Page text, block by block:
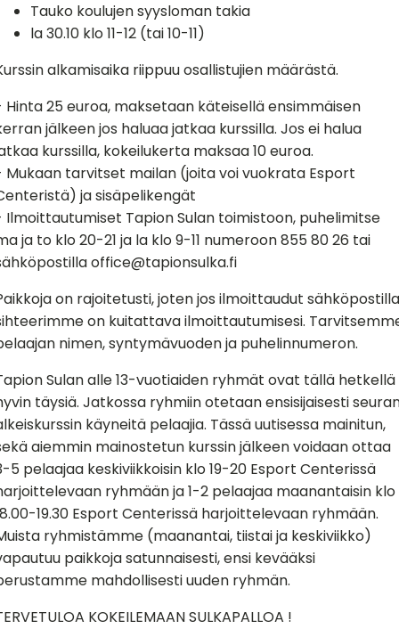
Tauko koulujen syysloman takia
la 30.10 klo 11-12 (tai 10-11)
alkamisaika riippuu osallistujien määrästä.
Hinta 25 euroa, maksetaan käteisellä ensimmäisen
jälkeen jos haluaa jatkaa kurssilla. Jos ei halua
kurssilla, kokeilukerta maksaa 10 euroa.
Mukaan tarvitset mailan (joita voi vuokrata Esport
ja sisäpelikengät
Ilmoittautumiset Tapion Sulan toimistoon, puhelimitse
ja to klo 20-21 ja la klo 9-11 numeroon 855 80 26 tai
office@tapionsulka.fi
on rajoitetusti, joten jos ilmoittaudut
on kuitattava ilmoittautumisesi.
nimen, syntymävuoden ja puhelinnumeron.
Sulan alle 13-vuotiaiden ryhmät ovat tällä hetkellä
täysiä. Jatkossa ryhmiin otetaan ensisijaisesti
käyneitä pelaajia. Tässä uutisessa mainitun,
aiemmin mainostetun kurssin jälkeen voidaan ottaa
5 pelaajaa keskiviikkoisin klo 19-20 Esport Centerissä
ryhmään ja 1-2 pelaajaa maanantaisin klo
19.30 Esport Centerissä harjoittelevaan ryhmään.
ryhmistämme (maanantai, tiistai ja keskiviikko)
paikkoja satunnaisesti, ensi kevääksi
mahdollisesti uuden ryhmän.
KOKEILEMAAN SULKAPALLOA !